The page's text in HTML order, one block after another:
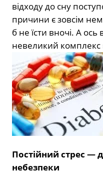
відходу до сну
причини є зовсім
б не їсти вночі. А ось
невеликий
Постійний стрес —
небезпеки